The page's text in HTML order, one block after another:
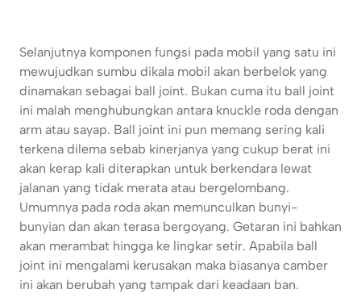
Selanjutnya komponen fungsi pada mobil yang satu ini
mewujudkan sumbu dikala mobil akan berbelok yang
dinamakan sebagai ball joint. Bukan cuma itu ball joint
ini malah menghubungkan antara knuckle roda dengan
arm atau sayap. Ball joint ini pun memang sering kali
terkena dilema sebab kinerjanya yang cukup berat ini
akan kerap kali diterapkan untuk berkendara lewat
jalanan yang tidak merata atau bergelombang.
Umumnya pada roda akan memunculkan bunyi-
bunyian dan akan terasa bergoyang. Getaran ini bahkan
akan merambat hingga ke lingkar setir. Apabila ball
joint ini mengalami kerusakan maka biasanya camber
ini akan berubah yang tampak dari keadaan ban.